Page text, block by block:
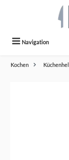
Navigation
Kochen